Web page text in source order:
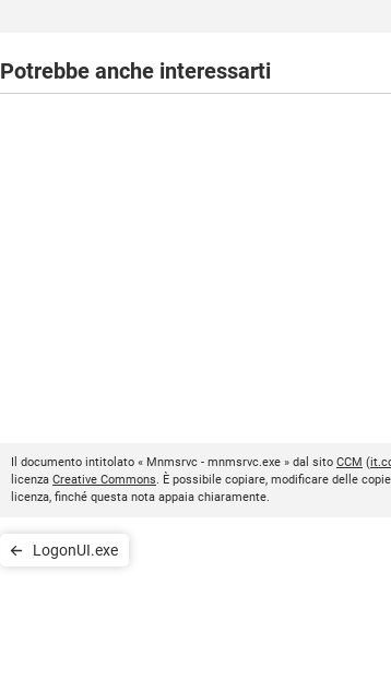
Potrebbe anche interessarti
Il documento intitolato « Mnmsrvc - mnmsrvc.exe » dal sito CCM (
licenza Creative Commons. È possibile copiare, modificare delle
licenza, finché questa nota appaia chiaramente.
LogonUI.exe